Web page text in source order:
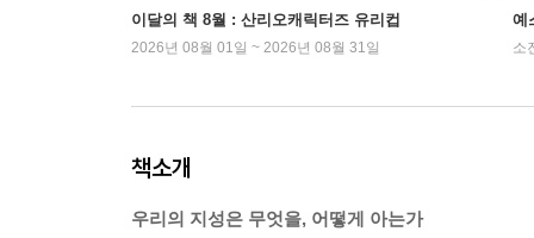
이달의 책 8월 : 산리오캐릭터즈 유리컵
2026년 08월 01일 ~ 2026년 08월 31일
예
소
책소개
우리의 지성은 무엇을, 어떻게 아는가